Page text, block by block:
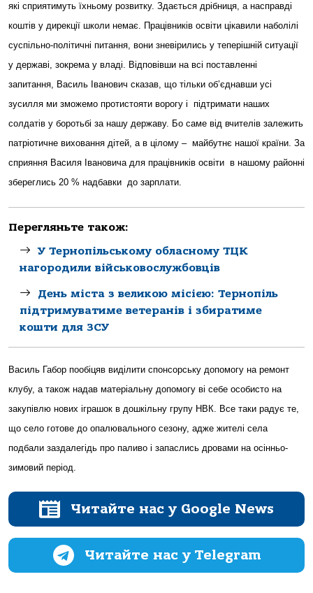
які сприятимуть їхньому розвитку. Здається дрібниця, а насправді
коштів у дирекції школи немає. Працівників освіти цікавили наболілі
суспільно-політичні питання, вони зневірились у теперішній ситуації
у державі, зокрема у владі. Відповівши на всі поставленні
запитання, Василь Іванович сказав, що тільки об’єднавши усі
зусилля ми зможемо протистояти ворогу і підтримати наших
солдатів у боротьбі за нашу державу. Бо саме від вчителів залежить
патріотичне виховання дітей, а в цілому – майбутнє нашої країни. За
сприяння Василя Івановича для працівників освіти в нашому районні
збереглись 20 % надбавки до зарплати.
Перегляньте також:
У Тернопільському обласному ТЦК
нагородили військовослужбовців
День міста з великою місією: Тернопіль
підтримуватиме ветеранів і збиратиме
кошти для ЗСУ
Василь Габор пообіцяв виділити спонсорську допомогу на ремонт
клубу, а також надав матеріальну допомогу ві себе особисто на
закупівлю нових іграшок в дошкільну групу НВК. Все таки радує те,
що село готове до опалювального сезону, адже жителі села
подбали заздалегідь про паливо і запаслись дровами на осінньо-
зимовий період.
Читайте нас у Google News
Читайте нас у Telegram